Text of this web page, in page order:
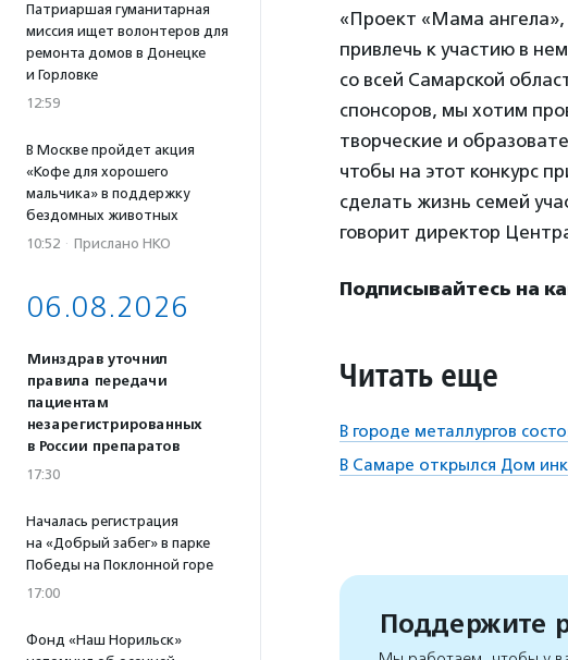
Патриаршая гуманитарная
миссия ищет волонтеров для
ремонта домов в Донецке
и Горловке
12:59
В Москве пройдет акция
«Кофе для хорошего
мальчика» в поддержку
бездомных животных
10:52 · Прислано НКО
06.08.2026
Минздрав уточнил
правила передачи
пациентам
незарегистрированных
в России препаратов
17:30
Началась регистрация
на «Добрый забег» в парке
Победы на Поклонной горе
17:00
Фонд «Наш Норильск»
«Проект «Мама
привлечь к участию в
со всей Самарской
спонсоров, мы хотим
творческие и
чтобы на этот конкурс
сделать жизнь семей
говорит директор
Подписывайтесь на
Читать еще
В городе металлургов
В Самаре открылся Дом
Поддержите